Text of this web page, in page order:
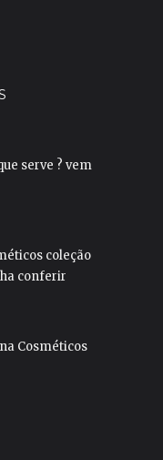
serve ? vem
coleção
conferir
Cosméticos